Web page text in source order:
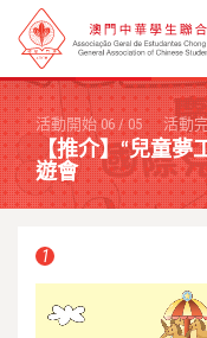
活動開始 06/05 活動
【推介】“兒童夢
遊會
1